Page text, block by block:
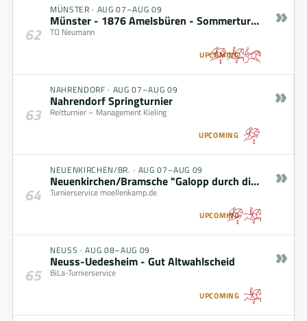
62
MÜNSTER · AUG 07–AUG 09
Münster - 1876 Amelsbüren - Sommerturnier 2026
TO Neumann
UPCOMING
»
63
NAHRENDORF · AUG 07–AUG 09
Nahrendorf Springturnier
Reitturnier – Management Kieling
UPCOMING
»
64
NEUENKIRCHEN/BR. · AUG 07–AUG 09
Neuenkirchen/Bramsche "Galopp durch die Baustelle"
Turnierservice moellenkamp.de
UPCOMING
»
65
NEUSS ·AUG 08–AUG 09
Neuss-Uedesheim - Gut Altwahlscheid
BiLa-Turnierservice
UPCOMING
»